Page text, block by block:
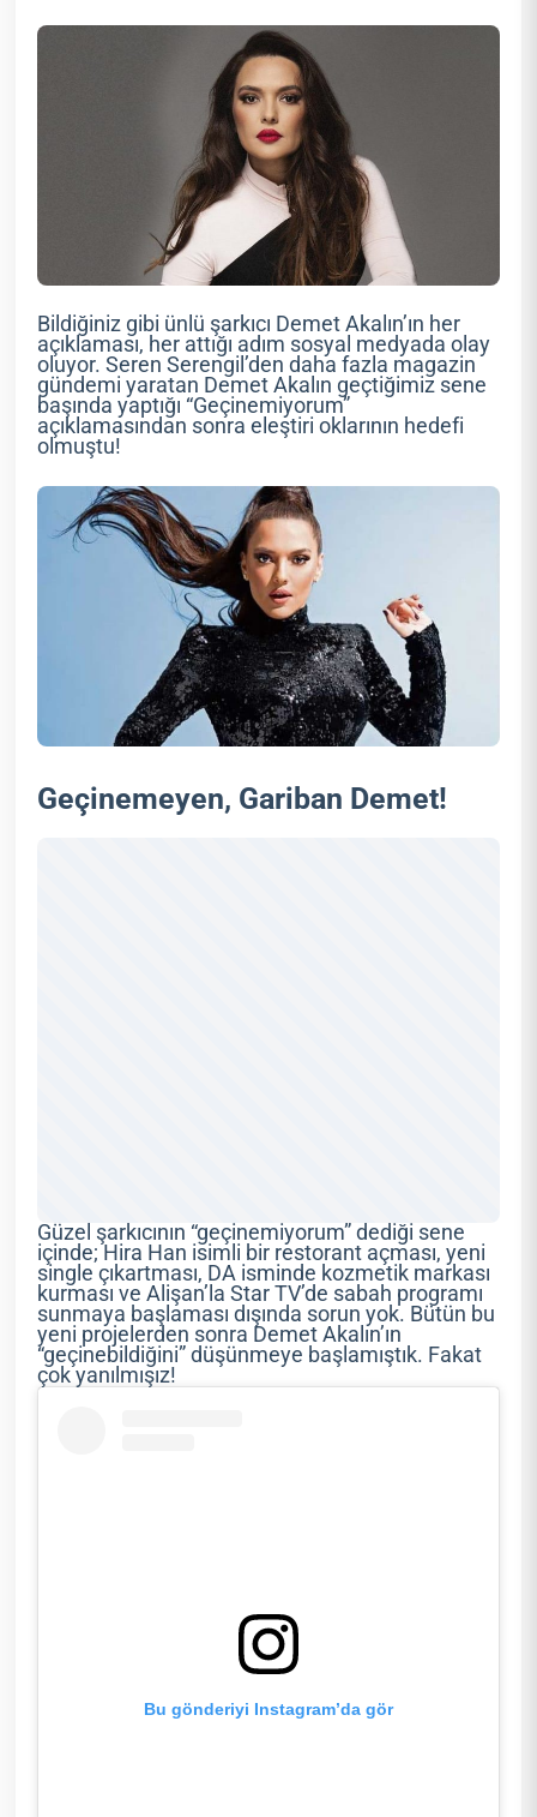
Bildiğiniz gibi ünlü şarkıcı Demet Akalın’ın her
açıklaması, her attığı adım sosyal medyada olay
oluyor. Seren Serengil’den daha fazla magazin
gündemi yaratan Demet Akalın geçtiğimiz sene
başında yaptığı “Geçinemiyorum”
açıklamasından sonra eleştiri oklarının hedefi
olmuştu!
Geçinemeyen, Gariban Demet!
Güzel şarkıcının “geçinemiyorum” dediği sene
içinde; Hira Han isimli bir restorant açması, yeni
single çıkartması, DA isminde kozmetik markası
kurması ve Alişan’la Star TV’de sabah programı
sunmaya başlaması dışında sorun yok. Bütün bu
yeni projelerden sonra Demet Akalın’ın
“geçinebildiğini” düşünmeye başlamıştık. Fakat
çok yanılmışız!
Bu gönderiyi Instagram’da gör